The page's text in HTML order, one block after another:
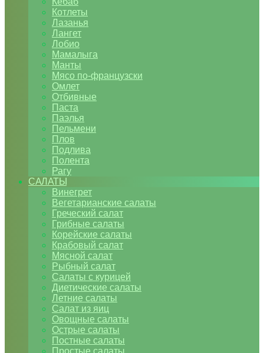
Котлеты
Лазанья
Лангет
Лобио
Мамалыга
Манты
Мясо по-французски
Омлет
Отбивные
Паста
Паэлья
Пельмени
Плов
Подлива
Полента
Рагу
САЛАТЫ
Винегрет
Вегетарианские салаты
Греческий салат
Грибные салаты
Корейские салаты
Крабовый салат
Мясной салат
Рыбный салат
Салаты с курицей
Диетические салаты
Летние салаты
Салат из яиц
Овощные салаты
Острые салаты
Постные салаты
Простые салаты